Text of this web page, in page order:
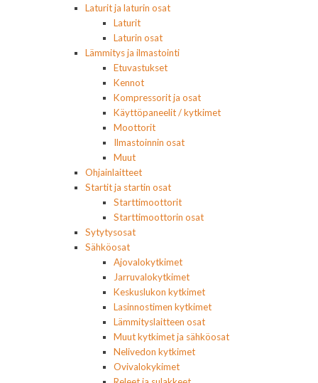
Laturit ja laturin osat
Laturit
Laturin osat
Lämmitys ja ilmastointi
Etuvastukset
Kennot
Kompressorit ja osat
Käyttöpaneelit / kytkimet
Moottorit
Ilmastoinnin osat
Muut
Ohjainlaitteet
Startit ja startin osat
Starttimoottorit
Starttimoottorin osat
Sytytysosat
Sähköosat
Ajovalokytkimet
Jarruvalokytkimet
Keskuslukon kytkimet
Lasinnostimen kytkimet
Lämmityslaitteen osat
Muut kytkimet ja sähköosat
Nelivedon kytkimet
Ovivalokykimet